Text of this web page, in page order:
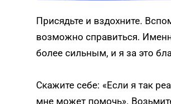
Присядьте и вздохните.
возможно справиться.
более сильным, и я за это
Скажите себе: «Если я так
мне может помочь».